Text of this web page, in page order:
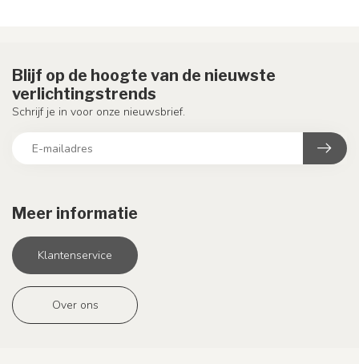
Meer informatie
Klantenservice
Over ons
Blijf op de hoogte van de nieuwste
verlichtingstrends
Schrijf je in voor onze nieuwsbrief.